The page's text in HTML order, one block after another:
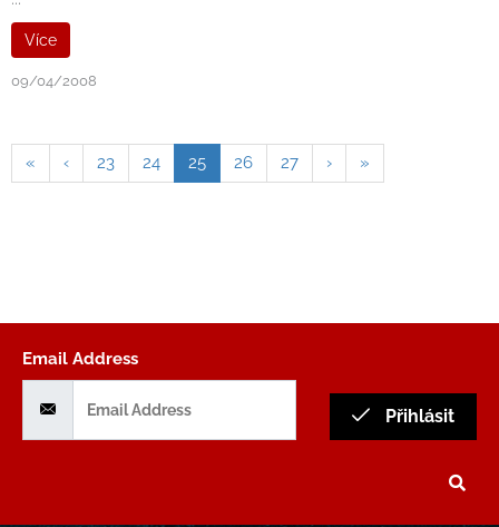
Více
09/04/2008
« ‹ 23 24 25 26 27 › »
Email Address
Přihlásit